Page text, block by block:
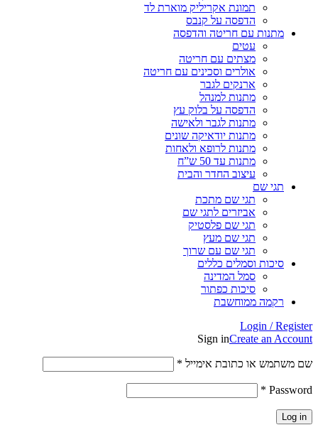
תמונת אקריליק מוארת לד
הדפסה על קנבס
מתנות עם חריטה והדפסה
עטים
מצתים עם חריטה
אולרים וסכינים עם חריטה
ארנקים לגבר
מתנות למנהל
הדפסה על בלוק עץ
מתנות לגבר ולאישה
מתנות יודאיקה שונים
מתנות לרופא ולאחות
מתנות עד 50 ש”ח
עיצוב החדר והבית
תגי שם
תגי שם מתכת
אביזרים לתגי שם
תגי שם פלסטיק
תגי שם מעץ
תגי שם עם שרוך
סיכות וסמלים כללים
סמל המדינה
סיכות כפתור
רקמה ממוחשבת
Login / Register
Sign inCreate an Account
שם משתמש או כתובת אימייל *
Password
*
Log in